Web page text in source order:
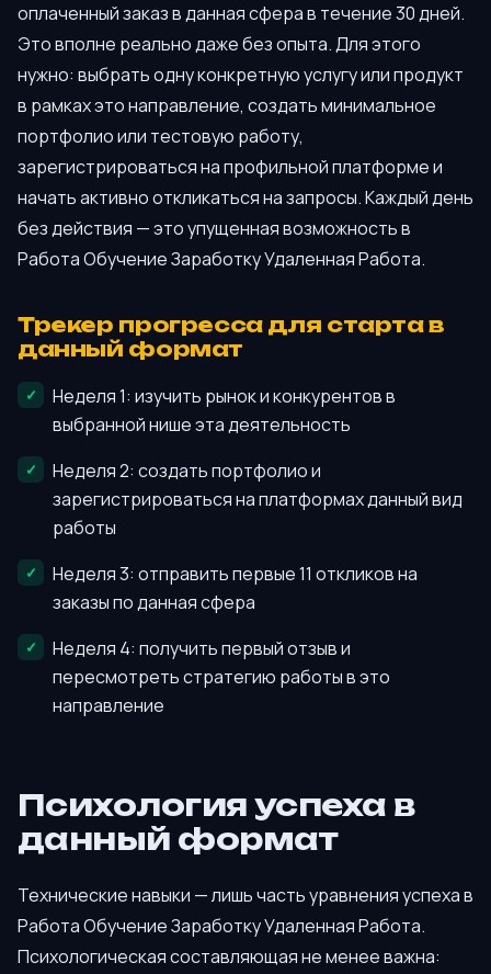
оплаченный заказ в данная сфера в течение 30 дней.
Это вполне реально даже без опыта. Для этого
нужно: выбрать одну конкретную услугу или продукт
в рамках это направление, создать минимальное
портфолио или тестовую работу,
зарегистрироваться на профильной платформе и
начать активно откликаться на запросы. Каждый день
без действия — это упущенная возможность в
Работа Обучение Заработку Удаленная Работа.
Трекер прогресса для старта в
данный формат
Неделя 1: изучить рынок и конкурентов в
выбранной нише эта деятельность
Неделя 2: создать портфолио и
зарегистрироваться на платформах данный вид
работы
Неделя 3: отправить первые 11 откликов на
заказы по данная сфера
Неделя 4: получить первый отзыв и
пересмотреть стратегию работы в это
направление
Психология успеха в
данный формат
Технические навыки — лишь часть уравнения успеха в
Работа Обучение Заработку Удаленная Работа.
Психологическая составляющая не менее важна: